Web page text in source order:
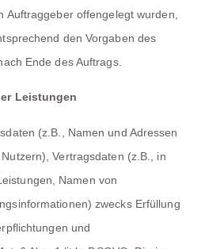
Auftraggeber offengelegt wurden,
den Vorgaben des
Ende des Auftrags.
Leistungen
(z.B., Namen und Adressen
Vertragsdaten (z.B., in
Namen von
zwecks Erfüllung
und